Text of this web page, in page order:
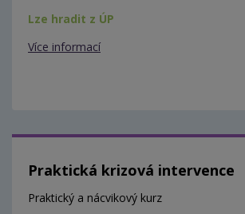
Lze hradit z ÚP
Více informací
Praktická krizová intervence
Praktický a nácvikový kurz